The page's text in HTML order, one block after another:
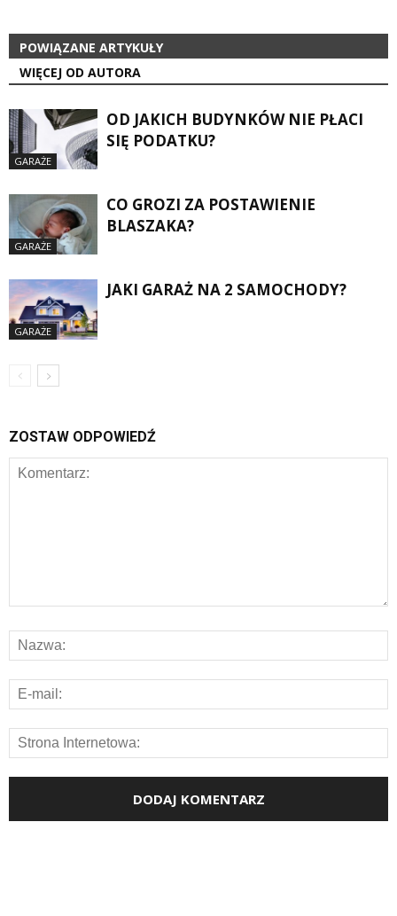
POWIĄZANE ARTYKUŁY
WIĘCEJ OD AUTORA
GARAŻE
OD JAKICH BUDYNKÓW NIE PŁACI
SIĘ PODATKU?
GARAŻE
CO GROZI ZA POSTAWIENIE
BLASZAKA?
GARAŻE
JAKI GARAŻ NA 2 SAMOCHODY?
ZOSTAW ODPOWIEDŹ